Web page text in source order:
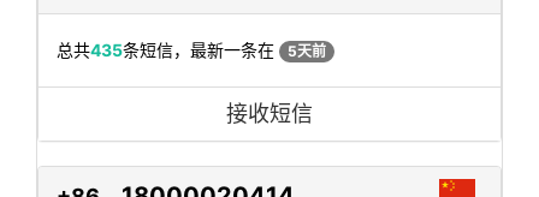
总共435条短信，最新一条在 5天前
接收短信